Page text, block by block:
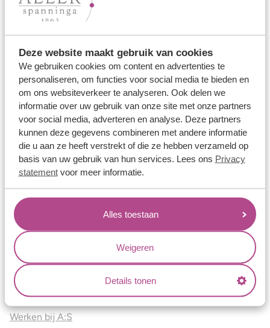
Deze website maakt gebruik van cookies
We gebruiken cookies om content en advertenties te
personaliseren, om functies voor social media te bieden en
om ons websiteverkeer te analyseren. Ook delen we
informatie over uw gebruik van onze site met onze partners
voor social media, adverteren en analyse. Deze partners
kunnen deze gegevens combineren met andere informatie
die u aan ze heeft verstrekt of die ze hebben verzameld op
basis van uw gebruik van hun services. Lees ons Privacy
statementvoor meer informatie.
Alles toestaan
Weigeren
Details tonen
Trouwringen
Verlovingsringen
Vriendschapsringen
Over ons
Aller Spanninga
Historie
Certificaten
Blogs
Jouw voordelen
Conflictvrije Materialen
Oneindig veel mogelijkheden
Kwaliteit
Juweliers & Contact
Onze verkooppunten
Werken bij A:S